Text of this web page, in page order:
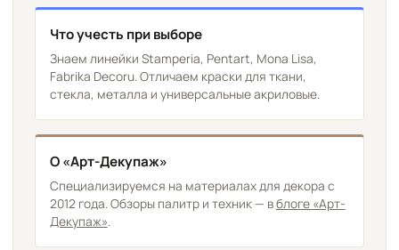
Что учесть при выборе
Знаем линейки Stamperia, Pentart, Mona Lisa,
Fabrika Decoru. Отличаем краски для ткани,
стекла, металла и универсальные акриловые.
О «Арт-Декупаж»
Специализируемся на материалах для декора с
2012 года. Обзоры палитр и техник — вблоге «Арт-
Декупаж».